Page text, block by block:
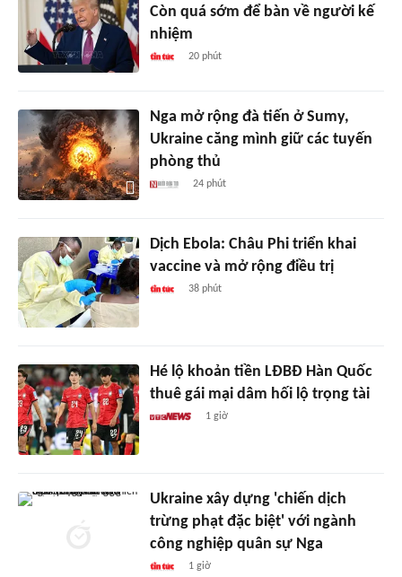
Còn quá sớm để bàn về người kế
nhiệm
20 phút
Nga mở rộng đà tiến ở Sumy,
Ukraine căng mình giữ các tuyến
phòng thủ
24 phút
Dịch Ebola: Châu Phi triển khai
vaccine và mở rộng điều trị
38 phút
Hé lộ khoản tiền LĐBĐ Hàn Quốc
thuê gái mại dâm hối lộ trọng tài
1 giờ
Ukraine xây dựng 'chiến dịch
trừng phạt đặc biệt' với ngành
công nghiệp quân sự Nga
1 giờ